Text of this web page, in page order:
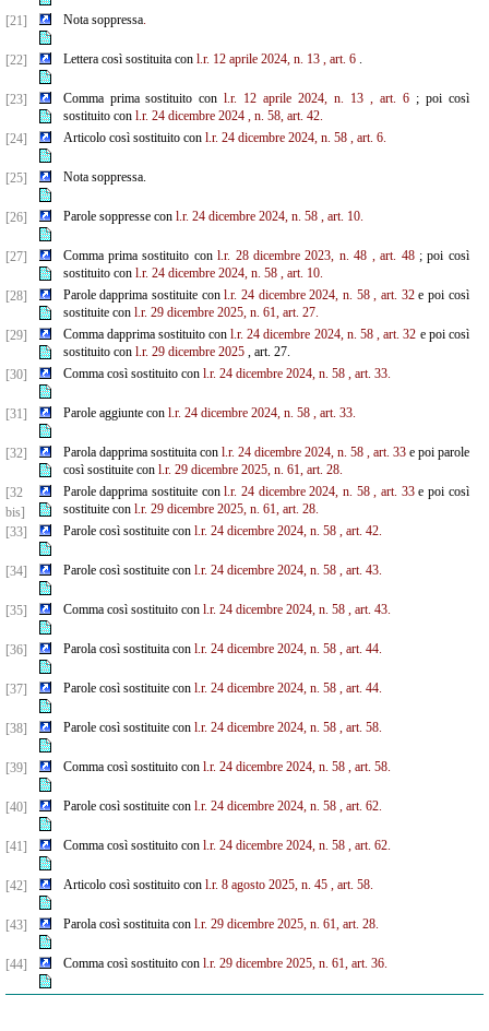
[21] Nota soppressa.
[22] Lettera così sostituita con l.r. 12 aprile 2024, n. 13 , art. 6.
[23] Comma prima sostituito conl.r. 12 aprile 2024, n. 13 , art. 6; poi così
sostituito con l.r. 24 dicembre 2024 , n. 58, art. 42.
[24]
Articolo così sostituito con l.r. 24 dicembre 2024, n. 58 , art. 6.
[25] Nota soppressa.
[26] Parole soppresse con l.r. 24 dicembre 2024, n. 58 , art. 10.
[27] Comma prima sostituito conl.r. 28 dicembre 2023, n. 48 , art. 48; poi così
sostituito con l.r. 24 dicembre 2024, n. 58 , art. 10.
[28]
Parole dapprima sostituite conl.r. 24 dicembre 2024, n. 58 , art. 32e poi così
sostituite con l.r. 29 dicembre 2025, n. 61, art. 27.
[29]
Comma dapprima sostituito conl.r. 24 dicembre 2024, n. 58 , art. 32 e poi così
sostituito con l.r. 29 dicembre 2025, art. 27.
[30]
Comma così sostituito con l.r. 24 dicembre 2024, n. 58 , art. 33.
[31] Parole aggiunte con l.r. 24 dicembre 2024, n. 58 , art. 33.
[32] Parola dapprima sostituita con l.r. 24 dicembre 2024, n. 58 , art. 33e poi parole
così sostituite con l.r. 29 dicembre 2025, n. 61, art. 28.
[32
bis]
Parole dapprima sostituite conl.r. 24 dicembre 2024, n. 58 , art. 33e poi così
sostituite con l.r. 29 dicembre 2025, n. 61, art. 28.
[33]
Parole così sostituite con l.r. 24 dicembre 2024, n. 58 , art. 42.
[34] Parole così sostituite con l.r. 24 dicembre 2024, n. 58 , art. 43.
[35] Comma così sostituito con l.r. 24 dicembre 2024, n. 58 , art. 43.
[36] Parola così sostituita con l.r. 24 dicembre 2024, n. 58 , art. 44.
[37] Parole così sostituite con l.r. 24 dicembre 2024, n. 58 , art. 44.
[38] Parole così sostituite con l.r. 24 dicembre 2024, n. 58 , art. 58.
[39] Comma così sostituito con l.r. 24 dicembre 2024, n. 58 , art. 58.
[40] Parole così sostituite con l.r. 24 dicembre 2024, n. 58 , art. 62.
[41] Comma così sostituito con l.r. 24 dicembre 2024, n. 58 , art. 62.
[42] Articolo così sostituito con l.r. 8 agosto 2025, n. 45 , art. 58.
[43] Parola così sostituita con l.r. 29 dicembre 2025, n. 61, art. 28.
[44] Comma così sostituito con l.r. 29 dicembre 2025, n. 61, art. 36.